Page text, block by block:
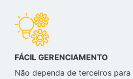
FÁCIL GERENCIAMENTO
Não dependa de terceiros